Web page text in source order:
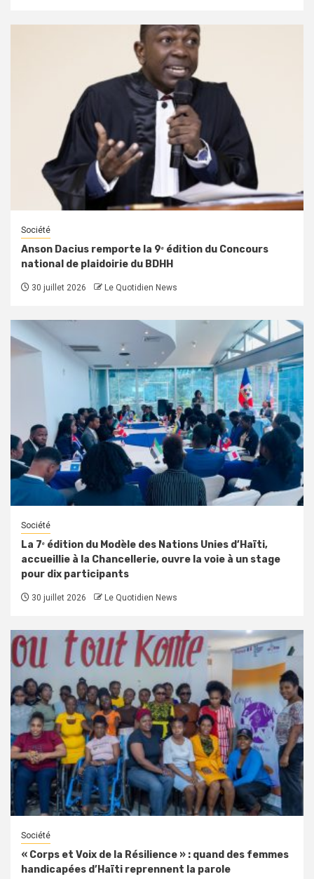
Société
Anson Dacius remporte la 9ᵉ édition du Concours
national de plaidoirie du BDHH
30 juillet 2026 Le Quotidien News
Société
La 7ᵉ édition du Modèle des Nations Unies d’Haïti,
accueillie à la Chancellerie, ouvre la voie à un stage
pour dix participants
30 juillet 2026 Le Quotidien News
Société
« Corps et Voix de la Résilience » : quand des femmes
handicapées d’Haïti reprennent la parole